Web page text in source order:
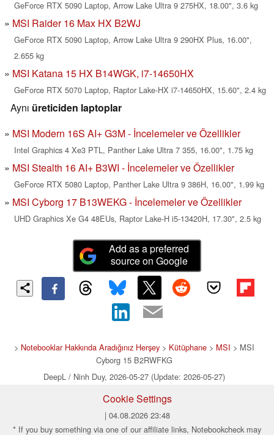
GeForce RTX 5090 Laptop, Arrow Lake Ultra 9 275HX, 18.00", 3.6 kg
MSI Raider 16 Max HX B2WJ
GeForce RTX 5090 Laptop, Arrow Lake Ultra 9 290HX Plus, 16.00",
2.655 kg
MSI Katana 15 HX B14WGK, i7-14650HX
GeForce RTX 5070 Laptop, Raptor Lake-HX i7-14650HX, 15.60", 2.4 kg
Aynı üreticiden laptoplar
MSI Modern 16S AI+ G3M - İncelemeler ve Özellikler
Intel Graphics 4 Xe3 PTL, Panther Lake Ultra 7 355, 16.00", 1.75 kg
MSI Stealth 16 AI+ B3WI - İncelemeler ve Özellikler
GeForce RTX 5080 Laptop, Panther Lake Ultra 9 386H, 16.00", 1.99 kg
MSI Cyborg 17 B13WEKG - İncelemeler ve Özellikler
UHD Graphics Xe G4 48EUs, Raptor Lake-H i5-13420H, 17.30", 2.5 kg
Add as a preferred
source on Google
> Notebooklar Hakkında Aradığınız Herşey> Kütüphane> MSI > MSI
Cyborg 15 B2RWFKG
DeepL / Ninh Duy, 2026-05-27 (Update: 2026-05-27)
Cookie Settings
| 04.08.2026 23:48
* If you buy something via one of our affiliate links, Notebookcheck may